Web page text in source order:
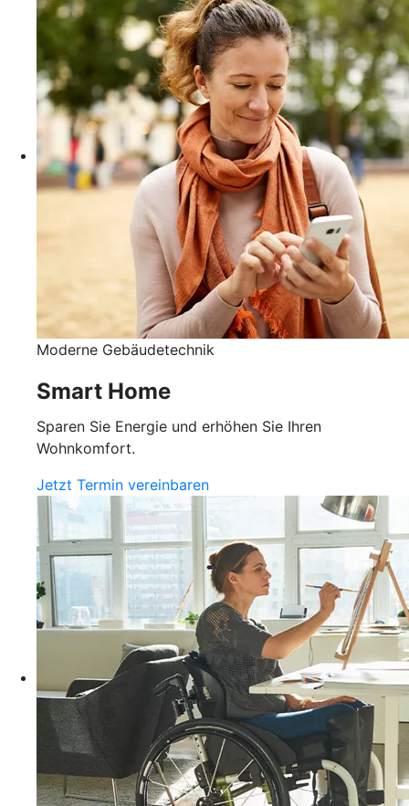
Moderne Gebäudetechnik
Smart Home
Sparen Sie Energie und erhöhen Sie Ihren
Wohnkomfort.
Jetzt Termin vereinbaren